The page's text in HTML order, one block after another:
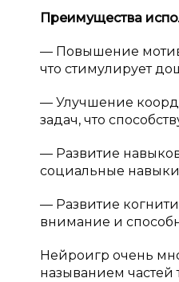
Преимущества
— Повышение
что стимулирует
— Улучшение
задач, что
— Развитие
социальные навыки
— Развитие
внимание и
Нейроигр очень
называнием частей